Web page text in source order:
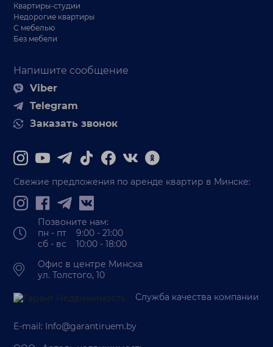
Напишите сообщение
Viber
Telegram
Заказать звонок
Квартиры-студии
Недорогие квартиры
С мебелью
Без мебели
Свежие предложения по аренде квартир в Минске:
Позвоните нам:
пн - пт 9:00 - 21:00
сб - вс 10:00 - 18:00
Офис в центре Минска
ул. Толстого, 10
Служба качества компании
E-mail: Info@garantiruem.by